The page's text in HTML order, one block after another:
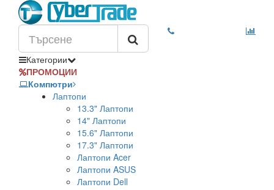
Категории
ПРОМОЦИИ
Компютри
Лаптопи
13.3" Лаптопи
14" Лаптопи
15.6" Лаптопи
17.3" Лаптопи
Лаптопи Acer
Лаптопи ASUS
Лаптопи Dell